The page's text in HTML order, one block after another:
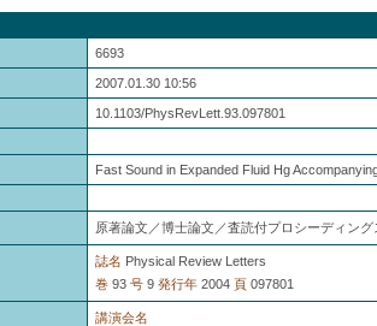
6693
2007.01.30 10:56
10.1103/PhysRevLett.93.097801
Fast Sound in Expanded Fluid Hg
原著論文／博士論文／査読付プロシーディング
誌名 Physical Review Letters
巻 93 号 9 発行年 2004 頁 097801
講演会名